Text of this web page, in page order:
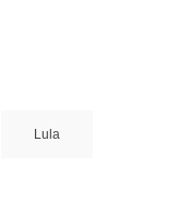
Lula